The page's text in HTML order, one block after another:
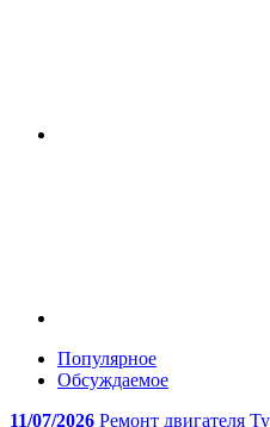
Популярное
Обсуждаемое
11/07/2026 Ремонт двигателя